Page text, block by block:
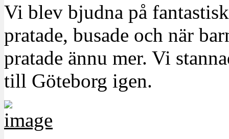
Vi blev bjudna på
pratade, busade och när
pratade ännu mer. Vi
till Göteborg igen.